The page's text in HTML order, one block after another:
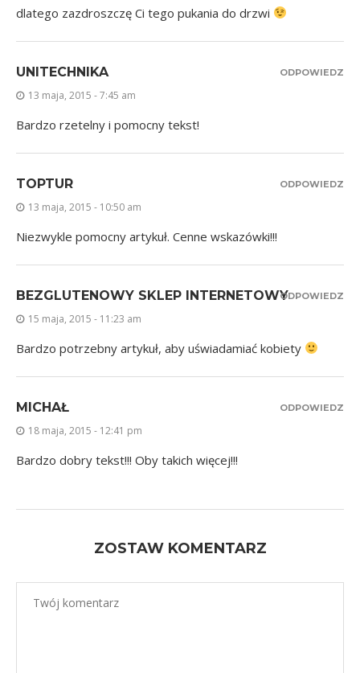
dlatego zazdroszczę Ci tego pukania do drzwi
UNITECHNIKA
13 maja, 2015 - 7:45 am
Bardzo rzetelny i pomocny tekst!
ODPOWIEDZ
TOPTUR
13 maja, 2015 - 10:50 am
Niezwykle pomocny artykuł. Cenne wskazówki!!!
ODPOWIEDZ
BEZGLUTENOWY SKLEP INTERNETOWY
15 maja, 2015 - 11:23 am
Bardzo potrzebny artykuł, aby uświadamiać kobiety
ODPOWIEDZ
MICHAŁ
18 maja, 2015 - 12:41 pm
Bardzo dobry tekst!!! Oby takich więcej!!!
ODPOWIEDZ
ZOSTAW KOMENTARZ